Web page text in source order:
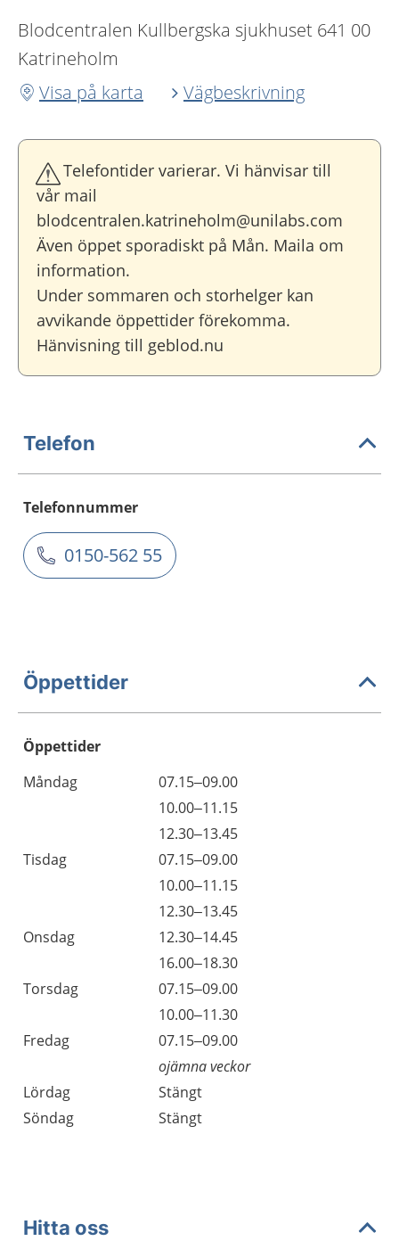
Blodcentralen Kullbergska sjukhuset 641 00
Katrineholm
Visa på karta
Vägbeskrivning
Telefontider varierar. Vi hänvisar till
vår mail
blodcentralen.katrineholm@unilabs.com
Även öppet sporadiskt på Mån. Maila om
information.
Under sommaren och storhelger kan
avvikande öppettider förekomma.
Hänvisning till geblod.nu
Telefon
Telefonnummer
0150-562 55
Öppettider
Öppettider
Dag
Öppettider
Kommentarer
Måndag
07.15–09.00
10.00–11.15
12.30–13.45
Tisdag
07.15–09.00
10.00–11.15
12.30–13.45
Onsdag
12.30–14.45
16.00–18.30
Torsdag
07.15–09.00
10.00–11.30
Fredag
07.15–09.00
ojämna veckor
Lördag
Stängt
Söndag
Stängt
Hitta oss